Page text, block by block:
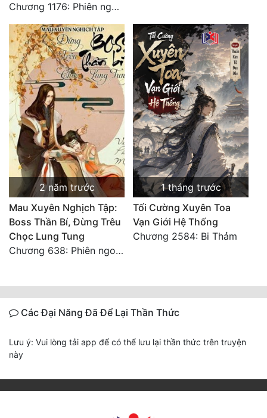
Điềm Đạm
Chương 1176: Phiên ngoại Triều Dương Lâm Nguyệt
2 năm trước
Mau Xuyên Nghịch Tập:
Boss Thần Bí, Đừng Trêu
Chọc Lung Tung
Chương 638: Phiên ngoại: Ám Dạ
1 tháng trước
Tối Cường Xuyên Toa
Vạn Giới Hệ Thống
Chương 2584: Bi Thảm
Các Đại Năng Đã Để Lại Thần Thức
Lưu ý: Vui lòng tải app để có thể lưu lại thần thức trên truyện
này